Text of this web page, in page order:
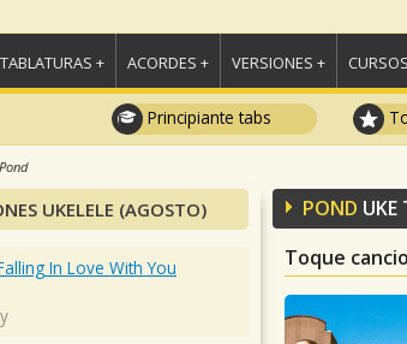
TABLATURAS + ACORDES + VERSIONES +
Principiante tabs
Pond
POND UKE
Toque
UKELELE (AGOSTO)
In Love With You